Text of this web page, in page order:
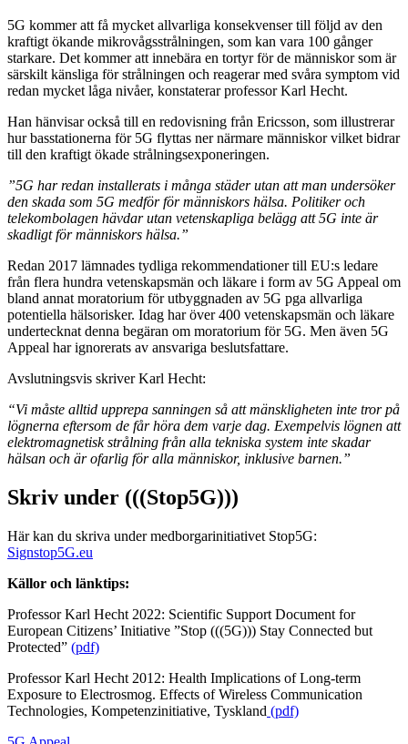
5G kommer att få mycket allvarliga konsekvenser till följd av den
kraftigt ökande mikrovågsstrålningen, som kan vara 100 gånger
starkare. Det kommer att innebära en tortyr för de människor som är
särskilt känsliga för strålningen och reagerar med svåra symptom vid
redan mycket låga nivåer, konstaterar professor Karl Hecht.
Han hänvisar också till en redovisning från Ericsson, som illustrerar
hur basstationerna för 5G flyttas ner närmare människor vilket bidrar
till den kraftigt ökade strålningsexponeringen.
”5G har redan installerats i många städer utan att man undersöker
den skada som 5G medför för människors hälsa. Politiker och
telekombolagen hävdar utan vetenskapliga belägg att 5G inte är
skadligt för människors hälsa.”
Redan 2017 lämnades tydliga rekommendationer till EU:s ledare
från flera hundra vetenskapsmän och läkare i form av 5G Appeal om
bland annat moratorium för utbyggnaden av 5G pga allvarliga
potentiella hälsorisker. Idag har över 400 vetenskapsmän och läkare
undertecknat denna begäran om moratorium för 5G. Men även 5G
Appeal har ignorerats av ansvariga beslutsfattare.
Avslutningsvis skriver Karl Hecht:
“Vi måste alltid upprepa sanningen så att mänskligheten inte tror på
lögnerna eftersom de får höra dem varje dag. Exempelvis lögnen att
elektromagnetisk strålning från alla tekniska system inte skadar
hälsan och är ofarlig för alla människor, inklusive barnen.”
Skriv under (((Stop5G)))
Här kan du skriva under medborgarinitiativet Stop5G:
Signstop5G.eu
Källor och länktips:
Professor Karl Hecht 2022: Scientific Support Document for
European Citizens’ Initiative ”Stop (((5G))) Stay Connected but
Protected” (pdf)
Professor Karl Hecht 2012: Health Implications of Long-term
Exposure to Electrosmog. Effects of Wireless Communication
Technologies, Kompetenzinitiative, Tyskland (pdf)